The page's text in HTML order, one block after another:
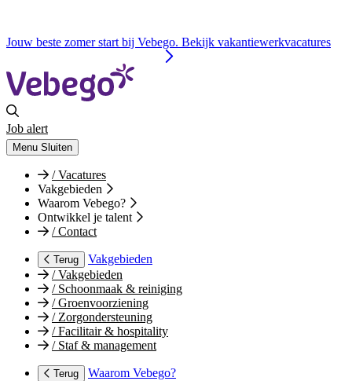
Jouw beste zomer start bij Vebego. Bekijk vakantiewerkvacatures
Job alert
Menu Sluiten
/Vacatures
Vakgebieden
Waarom Vebego?
Ontwikkel je talent
/Contact
Terug
Vakgebieden
/Vakgebieden
/Schoonmaak & reiniging
/Groenvoorziening
/Zorgondersteuning
/Facilitair & hospitality
/Staf & management
Terug
Waarom Vebego?